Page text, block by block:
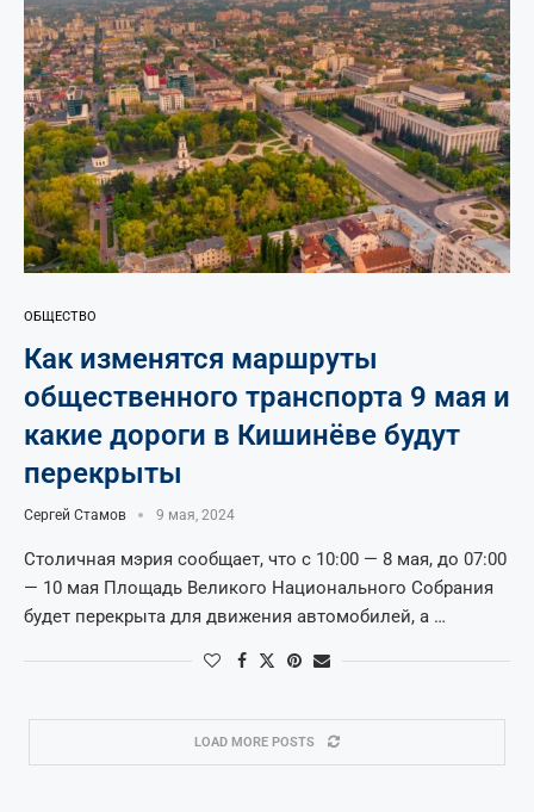
ОБЩЕСТВО
Как изменятся маршруты
общественного транспорта 9 мая и
какие дороги в Кишинёве будут
перекрыты
Сергей Стамов 9 мая, 2024
Столичная мэрия сообщает, что с 10:00 — 8 мая, до 07:00
— 10 мая Площадь Великого Национального Собрания
будет перекрыта для движения автомобилей, а …
LOAD MORE POSTS